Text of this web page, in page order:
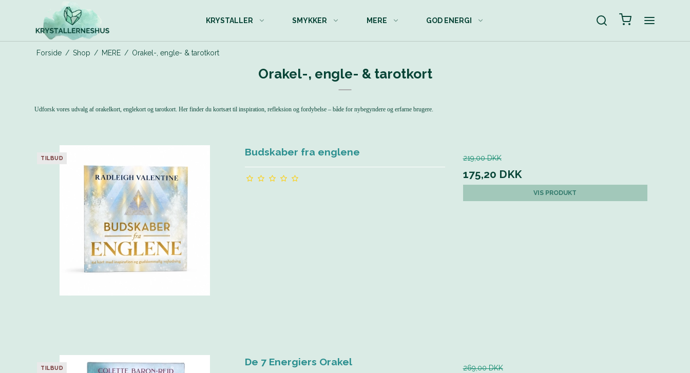
KRYSTALLER SMYKKER MERE GOD ENERGI
Forside / Shop / MERE / Orakel-, engle- & tarotkort
Orakel-, engle- & tarotkort
Udforsk vores udvalg af orakelkort, englekort og tarotkort. Her finder du kortsæt til inspiration, refleksion og fordybelse – både for nybegyndere og erfarne brugere.
TILBUD Budskaber fra englene 219,00 DKK
175,20 DKK
VIS PRODUKT
TILBUD De 7 Energiers Orakel 269,00 DKK